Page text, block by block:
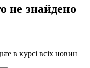
не знайдено
в курсі всіх новин